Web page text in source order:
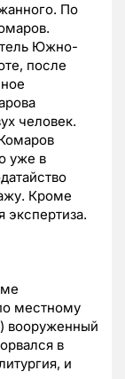
По
Южно-
после
человек.
уже в
Кроме
экспертиза.
местному
вооруженный
в
и